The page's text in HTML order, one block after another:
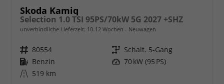
Skoda Kamiq
Selection 1.0 TSI 95PS/70kW 5G 2027 +SHZ
unverbindliche Lieferzeit: 10-12 Wochen Neuwagen
Fahrzeugnr. 80554 Getriebe Schalt. 5-Gang
Kraftstoff Benzin Leistung 70 kW (95 PS)
Kilometerstand 519 km